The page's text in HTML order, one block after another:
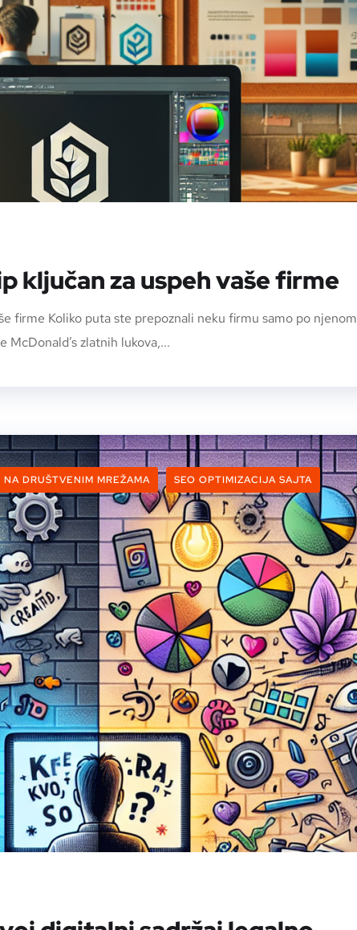
ključan za uspeh vaše firme
firme Koliko puta ste prepoznali neku firmu samo po njenom
zlatnih lukova,...
NA DRUŠTVENIM MREŽAMA SEO OPTIMIZACIJA SAJTA